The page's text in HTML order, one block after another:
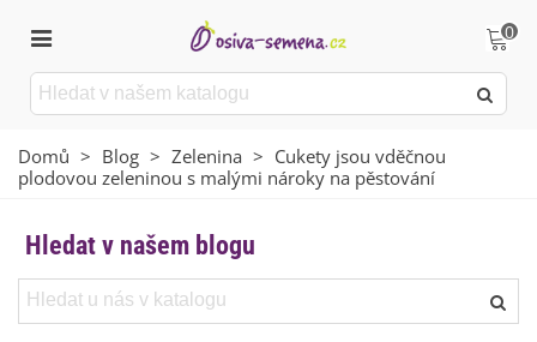
0
Domů > Blog > Zelenina > Cukety jsou vděčnou
plodovou zeleninou s malými nároky na pěstování
Hledat v našem blogu